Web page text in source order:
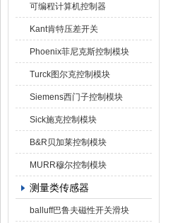
可编程计算机控制器
Kant肯特压差开关
Phoenix菲尼克斯控制模块
Turck图尔克控制模块
Siemens西门子控制模块
Sick施克控制模块
B&R贝加莱控制模块
MURR穆尔控制模块
测量类传感器
balluff巴鲁夫磁性开关滑块